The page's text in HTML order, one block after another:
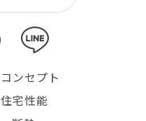
コンセプト
住宅性能